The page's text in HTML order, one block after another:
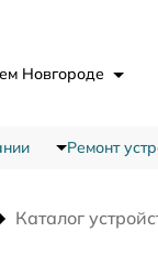
Новгороде
Ремонт
Каталог